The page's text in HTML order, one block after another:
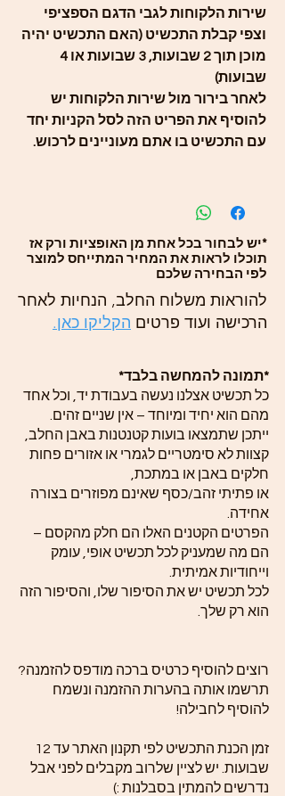
שירות הלקוחות לגבי הדגם הספציפי
וצפי קבלת התכשיט (האם התכשיט יהיה
מוכן תוך 2 שבועות, 3 שבועות או 4
שבועות)
לאחר בירור מול שירות הלקוחות יש
להוסיף את הפריט הזה לסל הקניות יחד
עם התכשיט בו אתם מעוניינים לרכוש.
*יש לבחור בכל אחת מן האופציות ורק אז
תוכלו לראות את המחיר המתייחס למוצר
לפי הבחירה שלכם
להוראות משלוח החלב, הנחיות לאחר
הרכישה ועוד פרטים הקליקו כאן.
*תמונה להמחשה בלבד*
כל תכשיט אצלנו נעשה בעבודת יד, וכל אחד
מהם הוא יחיד ומיוחד – אין שניים זהים.
ייתכן שתמצאו בועות קטנטנות באבן החלב,
קצוות לא סימטריים לגמרי או אזורים פחות
חלקים באבן או במתכת,
או פתיתי זהב/כסף שאינם מפוזרים בצורה
אחידה.
הפרטים הקטנים האלו הם חלק מהקסם –
הם מה שמעניק לכל תכשיט אופי, עומק
וייחודיות אמיתית.
לכל תכשיט יש את הסיפור שלו, והסיפור הזה
הוא רק שלך.
רוצים להוסיף כרטיס ברכה מודפס להזמנה?
תרשמו אותה בהערות ההזמנה ונשמח
להוסיף לחבילה!
זמן הכנת התכשיט לפי תקנון האתר עד 12
שבועות. יש לציין שלרוב מקבלים לפני אבל
נדרשים להמתין בסבלנות :)